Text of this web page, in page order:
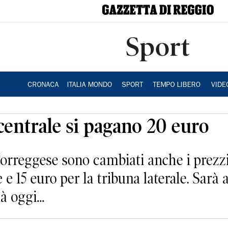
Sport
CRONACA ITALIA MONDO SPORT TEMPO LIBERO
si pagano 20 euro
sono cambiati anche i
15 euro per la tribuna laterale. Sarà
oggi...